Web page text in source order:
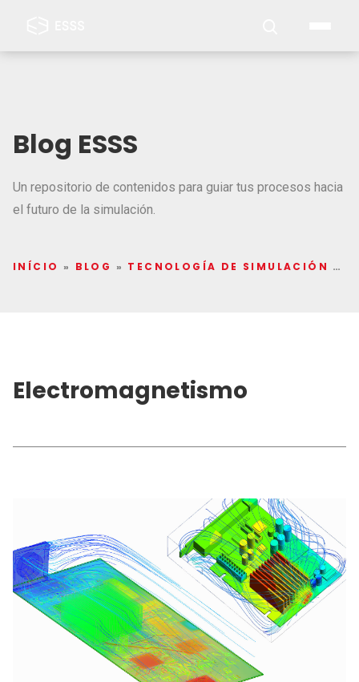
Blog ESSS
Un repositorio de contenidos para guiar tus procesos hacia
el futuro de la simulación.
INÍCIO » BLOG » TECNOLOGÍA DE SIMULACIÓN
Electromagnetismo